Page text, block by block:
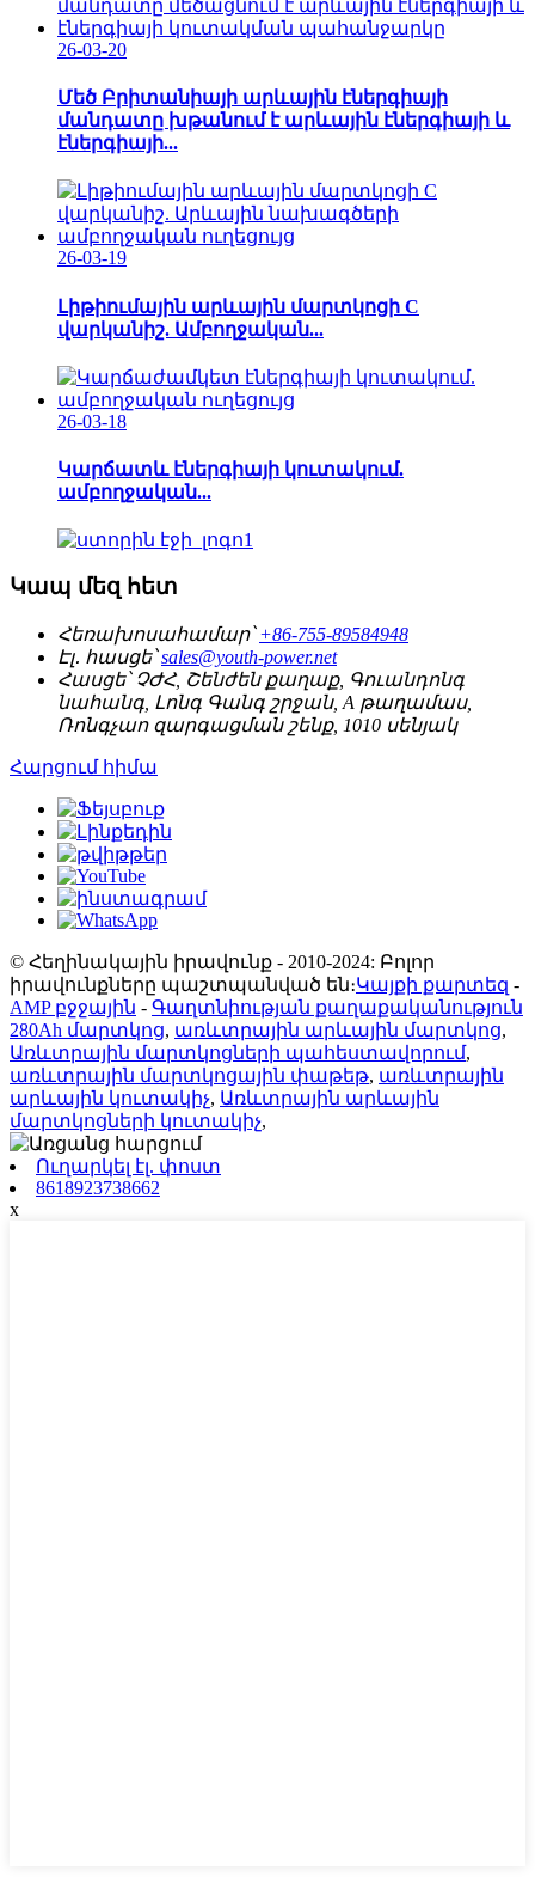
26-03-20
Մեծ Բրիտանիայի արևային էներգիայի
մանդատը խթանում է արևային էներգիայի և
էներգիայի...
26-03-19
Լիթիումային արևային մարտկոցի C
վարկանիշ. Ամբողջական...
26-03-18
Կարճատև էներգիայի կուտակում.
ամբողջական...
Կապ մեզ հետ
Հեռախոսահամար՝ +86-755-89584948
Էլ․ հասցե՝ sales@youth-power.net
Հասցե՝ ՉԺՀ, Շենժեն քաղաք, Գուանդոնգ
նահանգ, Լոնգ Գանգ շրջան, A թաղամաս,
Ռոնգչաո զարգացման շենք, 1010 սենյակ
Հարցում հիմա
© Հեղինակային իրավունք - 2010-2024: Բոլոր
իրավունքները պաշտպանված են։Կայքի քարտեզ -
AMP բջջային - Գաղտնիության քաղաքականություն
280Ah մարտկոց, առևտրային արևային մարտկոց,
Առևտրային մարտկոցների պահեստավորում,
առևտրային մարտկոցային փաթեթ, առևտրային
արևային կուտակիչ, Առևտրային արևային
մարտկոցների կուտակիչ,
Ուղարկել էլ. փոստ
8618923738662
x